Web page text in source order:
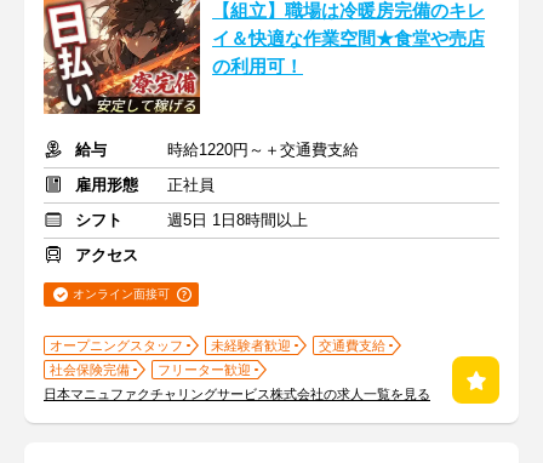
【組立】職場は冷暖房完備のキレ
イ＆快適な作業空間★食堂や売店
の利用可！
給与
時給1220円～＋交通費支給
雇用形態
正社員
シフト
週5日 1日8時間以上
アクセス
オンライン面接可
オープニングスタッフ 未経験者歓迎
交通費支給
社会保険完備
フリーター歓迎
日本マニュファクチャリングサービス株式会社の求人一覧を見る